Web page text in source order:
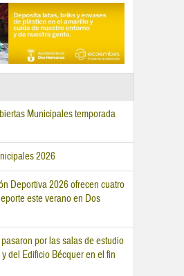
Municipales temporada
2026
Deportiva 2026 ofrecen cuatro
este verano en Dos
por las salas de estudio
del Edificio Bécquer en el fin